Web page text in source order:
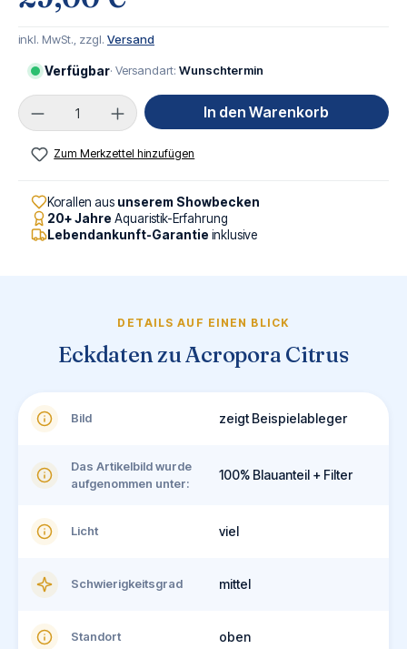
inkl. MwSt., zzgl. Versand
Verfügbar· Versandart: Wunschtermin
Produkt Anzahl: Gib den gewünschten Wert
In den Warenkorb
Zum Merkzettel hinzufügen
Korallen aus unserem Showbecken
20+ Jahre Aquaristik-Erfahrung
Lebendankunft-Garantie inklusive
DETAILS AUF EINEN BLICK
Eckdaten zu Acropora Citrus
Bild zeigt Beispielableger
Das Artikelbild wurde
aufgenommen unter:
100% Blauanteil + Filter
Licht viel
Schwierigkeitsgrad mittel
Standort oben